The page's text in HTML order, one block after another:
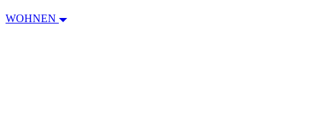
WOHNEN